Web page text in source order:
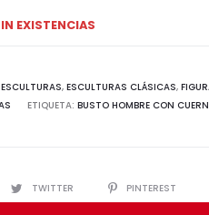
EXISTENCIAS
ESCULTURAS, ESCULTURAS CLÁSICAS,
ETIQUETA: BUSTO HOMBRE CON
TWITTER PINTEREST